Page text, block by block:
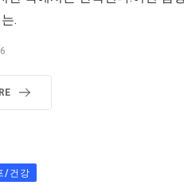
.
/건강